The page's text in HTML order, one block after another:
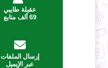
عقيلة طايبي
69 ألف متابع
إرسال الملفات
عبر الإيميل